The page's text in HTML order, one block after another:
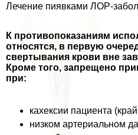
Лечение пиявками ЛОР-
К противопоказаниям
относятся, в первую
свертывания крови вне
Кроме того, запрещено
при:
кахексии пациента
низком артериальном